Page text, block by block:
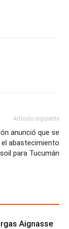
Artículo siguiente
anunció que se
abastecimiento
para Tucumán
Aignasse